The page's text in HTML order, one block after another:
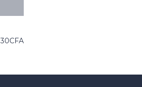
30CFA